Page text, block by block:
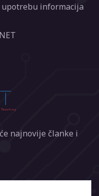
informacija
najnovije članke i